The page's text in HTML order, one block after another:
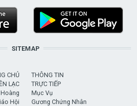
SITEMAP
CHỦ
LẠC
Hội
THÔNG TIN
TRỰC TIẾP
Mục Vụ
Gương Chứng Nhân